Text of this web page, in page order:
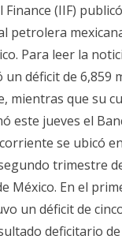
(IIF)
petrolera
Para leer la
un déficit de
mientras que su
este jueves el
se ubicó
trimestre
México. En el
un déficit de
deficitario